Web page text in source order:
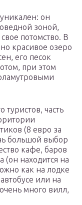
он
зоной,
потомство. В
красивое озеро
его песок
при этом
туристов, часть
(8 евро за
большой выбор
кафе, баров
(он находится на
как на лодке
или на
много вилл,